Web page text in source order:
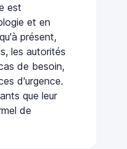
est
et en
présent,
les autorités
de besoin,
d'urgence.
que leur
de